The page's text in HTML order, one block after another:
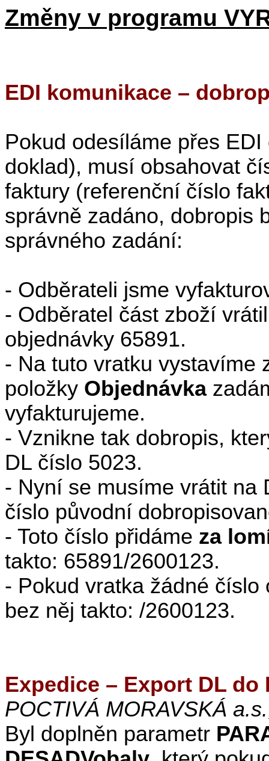
Změny v programu
EDI komunikace –
Pokud odesíláme přes
doklad), musí obsahovat
faktury (referenční číslo
správně zadáno, dobropis
správného zadání:
- Odběrateli jsme
- Odběratel část zboží
objednávky 65891.
- Na tuto vratku vystavíme
položky Objednávka
vyfakturujeme.
- Vznikne tak dobropis,
DL číslo 5023.
- Nyní se musíme vrátit na
číslo původní
- Toto číslo přidáme za
takto: 65891/2600123.
- Pokud vratka žádné
bez něj takto: /2600123.
Expedice – Export DL do
POCTIVÁ MORAVSKÁ
Byl doplněn parametr